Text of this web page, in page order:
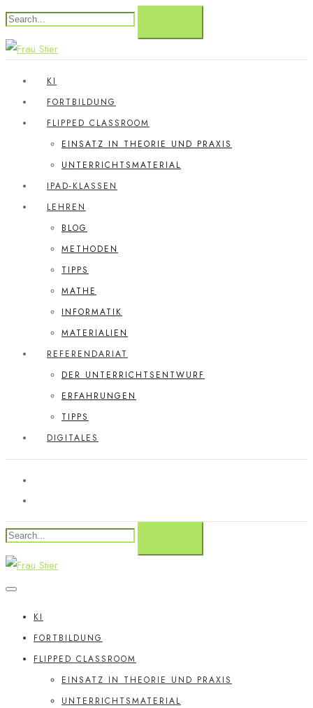
KI
FORTBILDUNG
FLIPPED CLASSROOM
EINSATZ IN THEORIE UND PRAXIS
UNTERRICHTSMATERIAL
IPAD-KLASSEN
LEHREN
BLOG
METHODEN
TIPPS
MATHE
INFORMATIK
MATERIALIEN
REFERENDARIAT
DER UNTERRICHTSENTWURF
ERFAHRUNGEN
TIPPS
DIGITALES
KI
FORTBILDUNG
FLIPPED CLASSROOM
EINSATZ IN THEORIE UND PRAXIS
UNTERRICHTSMATERIAL